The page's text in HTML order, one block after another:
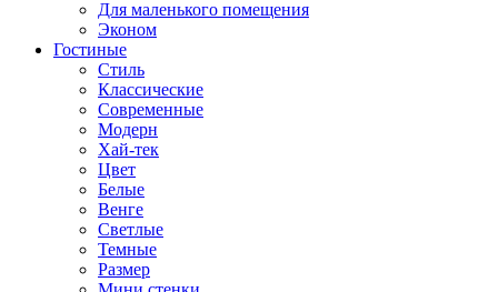
Для маленького помещения
Эконом
Гостиные
Стиль
Классические
Современные
Модерн
Хай-тек
Цвет
Белые
Венге
Светлые
Темные
Размер